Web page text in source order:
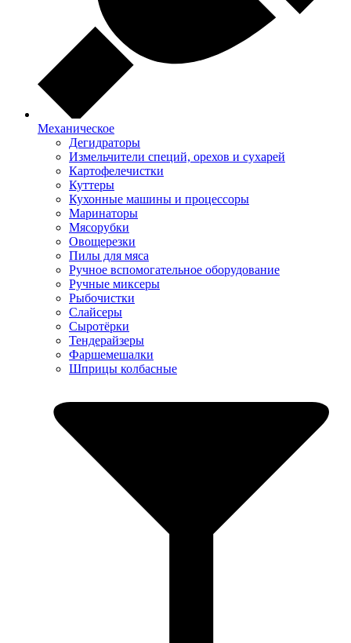
Механическое
Дегидраторы
Измельчители специй, орехов и сухарей
Картофелечистки
Куттеры
Кухонные машины и процессоры
Маринаторы
Мясорубки
Овощерезки
Пилы для мяса
Ручное вспомогательное оборудование
Ручные миксеры
Рыбочистки
Слайсеры
Сыротёрки
Тендерайзеры
Фаршемешалки
Шприцы колбасные